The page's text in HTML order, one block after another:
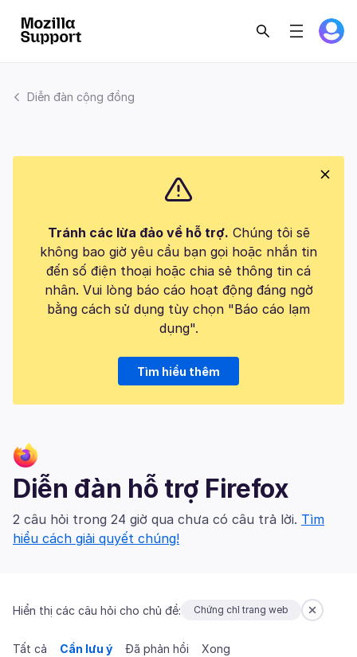
Diễn đàn cộng đồng
Tránh các lừa đảo về hỗ trợ. Chúng tôi sẽ
không bao giờ yêu cầu bạn gọi hoặc nhắn tin
đến số điện thoại hoặc chia sẻ thông tin cá
nhân. Vui lòng báo cáo hoạt động đáng ngờ
bằng cách sử dụng tùy chọn "Báo cáo lạm
dụng".
Tìm hiểu thêm
Diễn đàn hỗ trợ Firefox
2 câu hỏi trong 24 giờ qua chưa có câu trả lời. Tìm
hiểu cách giải quyết chúng!
Hiển thị các câu hỏi cho chủ đề: Chứng chỉ trang web
Tất cả Cần lưu ý Đã phản hồi Xong